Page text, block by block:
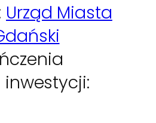
Urząd Miasta